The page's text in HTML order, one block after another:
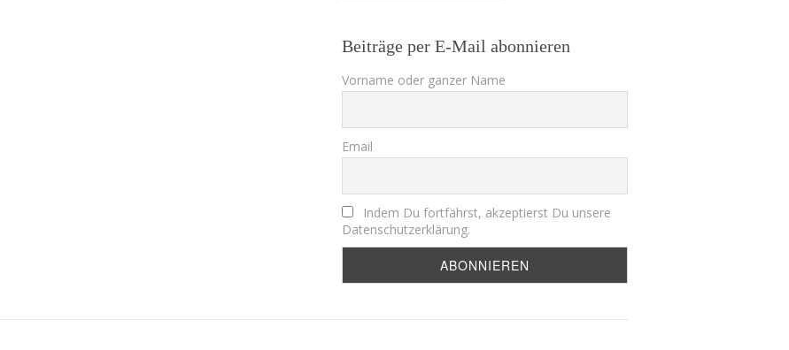
Beiträge per E-Mail abonnieren
Vorname oder ganzer Name
Email
Indem Du fortfährst, akzeptierst Du unsere
Datenschutzerklärung.